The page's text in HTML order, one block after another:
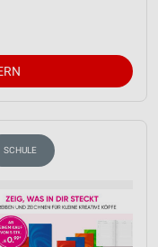
SCHULE